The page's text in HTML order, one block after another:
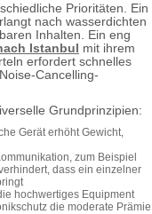
Prioritäten. Ein
nach wasserdichten
Inhalten. Ein eng
Istanbul mit ihrem
erfordert schnelles
Cancelling-
Grundprinzipien:
Gerät erhöht Gewicht,
zum Beispiel
dass ein einzelner
hochwertiges Equipment
die moderate Prämie